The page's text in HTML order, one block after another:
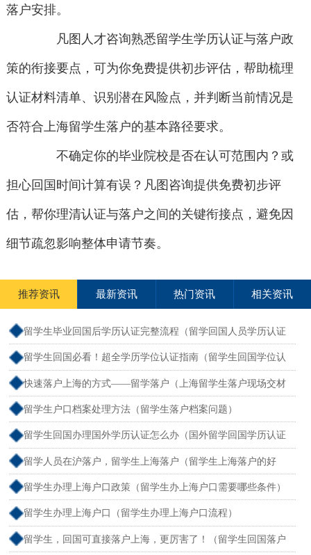
落户安排。
凡图人才咨询熟悉留学生学历认证与落户政
策的衔接要点，可为你免费提供初步评估，帮助梳理
认证材料清单、识别潜在风险点，并判断当前情况是
否符合上海留学生落户的基本路径要求。
不确定你的毕业院校是否在认可范围内？或
担心回国时间计算有误？凡图咨询提供免费初步评
估，帮你理清认证与落户之间的关键衔接点，避免因
细节疏忽影响整体申请节奏。
推荐资讯 最新资讯 热门资讯 相关资讯
留学生毕业回国后学历认证完整流程（留学回国人员学历认证
怎么办）
留学生回国必看！超全学历学位认证指南（留学生回国学位认
证需要多长时间）
快速落户上海的方式——留学落户（上海留学生落户现场交材
料到通过要多久）
留学生户口档案处理方法（留学生落户档案问题）
留学生回国办理国外学历认证怎么办（国外留学回国学历认证
流程）
留学人员在沪落户，留学生上海落户（留学生上海落户的好
处）
留学生办理上海户口政策（留学生办上海户口需要哪些条件）
留学生办理上海户口（留学生办理上海户口流程）
留学生，回国可直接落户上海，更厉害了！（留学生回国落户